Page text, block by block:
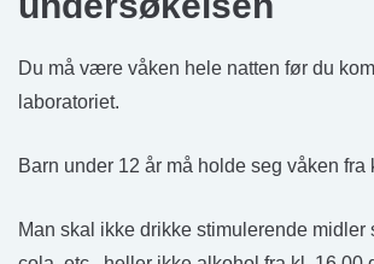
Du må være våken hele natten før du
laboratoriet.
Barn under 12 år må holde seg våken fra
Man skal ikke drikke stimulerende midler